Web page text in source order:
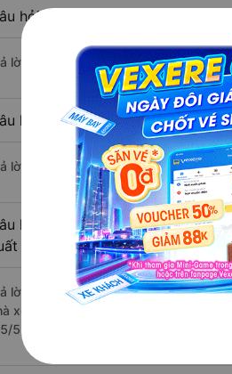
hỏi: Nhà xe đi Gia Viễn - Ninh
lời: Chuyến xe có giờ xuất phát sớm
hỏi: Nhà xe đi Hạ Long -
lời: Chuyến xe có giờ xuất phát trễ
hỏi: Review xe đi Hạ Long -
sắc, cao cấp nhất?
lời: Những hãng xe đi Gia Viễn -
xe Ninh Bình Excursion Transport đi
5 dựa trên 236 đánh giá của khách